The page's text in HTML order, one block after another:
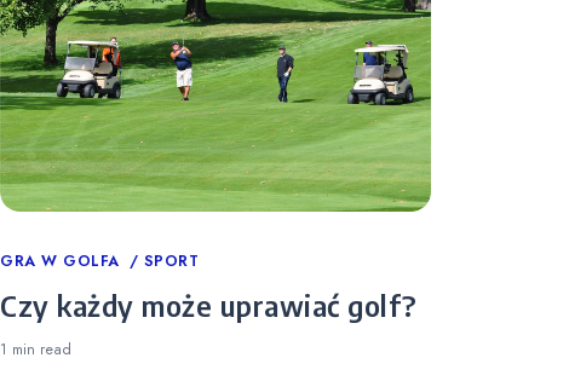
Categories
GRA W GOLFA SPORT
Czy każdy może uprawiać golf?
1 min read